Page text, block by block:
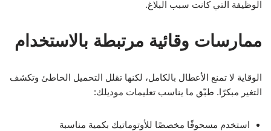
الوظيفة التي كانت سبب البلاغ.
ممارسات وقائية مرتبطة بالاستخدام
الوقاية لا تمنع الأعطال بالكامل، لكنها تقلل التحميل الخاطئ وتكشف
التغير مبكرًا. طبّق ما يناسب تعليمات موديلك:
استخدم مسحوقًا مخصصًا للأوتوماتيك بكمية مناسبة